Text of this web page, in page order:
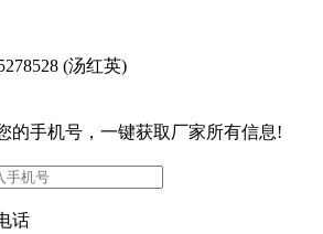
(汤红英)
的手机号 ，一键获取厂家所有信息!
话